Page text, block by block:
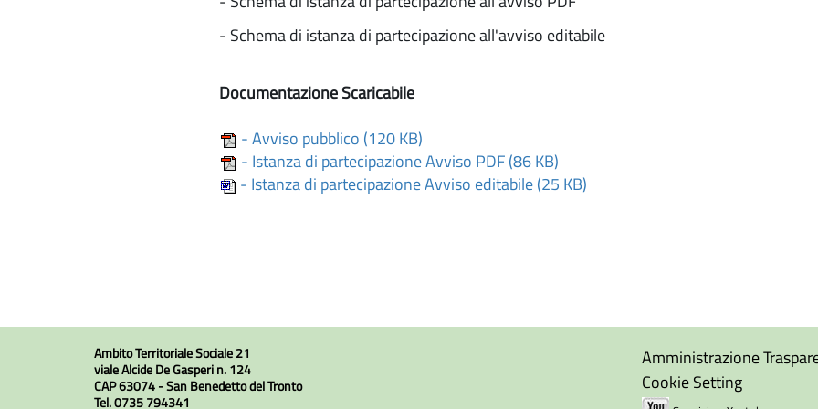
- Schema di istanza di partecipazione all'avviso editabile
Documentazione Scaricabile
- Avviso pubblico (120 KB)
- Istanza di partecipazione Avviso PDF (86 KB)
- Istanza di partecipazione Avviso editabile (25 KB)
Ambito Territoriale Sociale 21
viale Alcide De Gasperi n. 124
CAP 63074 - San Benedetto del Tronto
Tel. 0735 794341
Amministrazione
Cookie Setting